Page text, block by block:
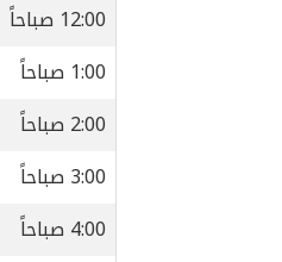
12:00 صباحاً
1:00 صباحاً
2:00 صباحاً
3:00 صباحاً
4:00 صباحاً